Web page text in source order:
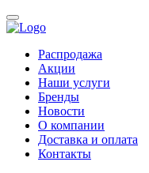
Распродажа
Акции
Наши услуги
Бренды
Новости
О компании
Доставка и оплата
Контакты